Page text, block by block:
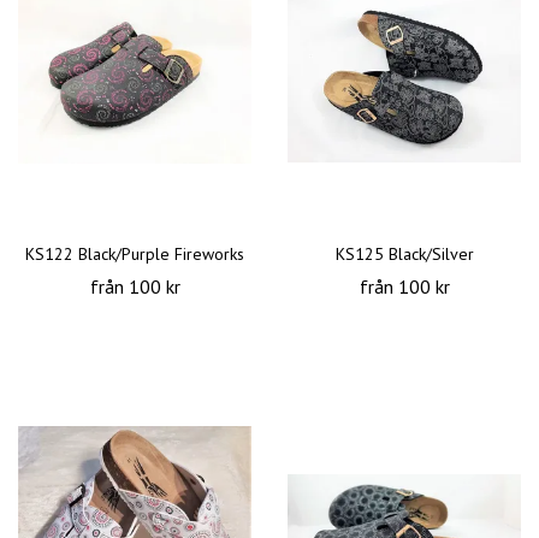
KS122 Black/Purple Fireworks
från 100 kr
KS125 Black/Silver
från 100 kr